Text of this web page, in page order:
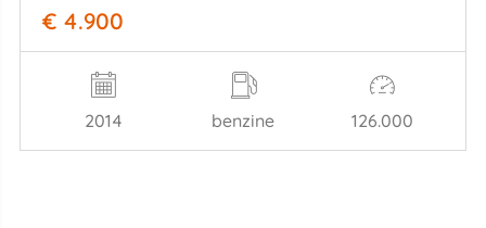
€ 4.900
2014 benzine 126.000